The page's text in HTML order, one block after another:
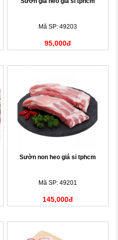
Mã SP: 49203
95,000đ
Sườn non heo giá sỉ tphcm
Mã SP: 49201
145,000đ